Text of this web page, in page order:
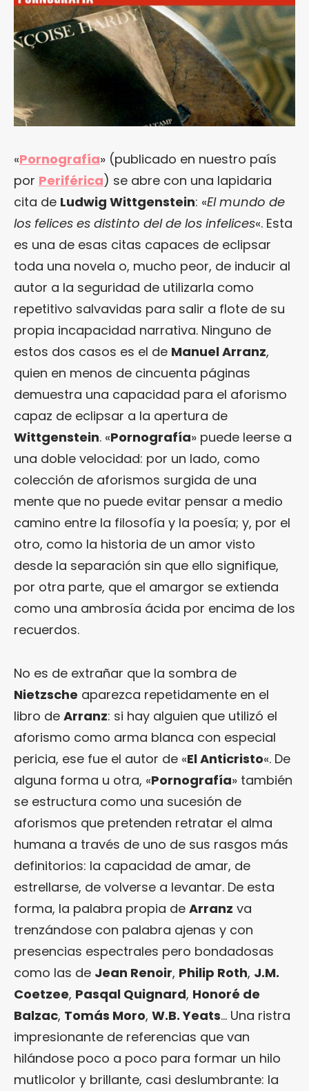
«Pornografía» (publicado en nuestro país
por Periférica) se abre con una lapidaria
cita de Ludwig Wittgenstein: «El mundo de
los felices es distinto del de los infelices«. Esta
es una de esas citas capaces de eclipsar
toda una novela o, mucho peor, de inducir al
autor a la seguridad de utilizarla como
repetitivo salvavidas para salir a flote de su
propia incapacidad narrativa. Ninguno de
estos dos casos es el de Manuel Arranz,
quien en menos de cincuenta páginas
demuestra una capacidad para el aforismo
capaz de eclipsar a la apertura de
Wittgenstein. «Pornografía» puede leerse a
una doble velocidad: por un lado, como
colección de aforismos surgida de una
mente que no puede evitar pensar a medio
camino entre la filosofía y la poesía; y, por el
otro, como la historia de un amor visto
desde la separación sin que ello signifique,
por otra parte, que el amargor se extienda
como una ambrosía ácida por encima de los
recuerdos.
No es de extrañar que la sombra de
Nietzsche aparezca repetidamente en el
libro de Arranz: si hay alguien que utilizó el
aforismo como arma blanca con especial
pericia, ese fue el autor de «El Anticristo«. De
alguna forma u otra, «Pornografía» también
se estructura como una sucesión de
aforismos que pretenden retratar el alma
humana a través de uno de sus rasgos más
definitorios: la capacidad de amar, de
estrellarse, de volverse a levantar. De esta
forma, la palabra propia de Arranz va
trenzándose con palabra ajenas y con
presencias espectrales pero bondadosas
como las de Jean Renoir, Philip Roth, J.M.
Coetzee, Pasqal Quignard, Honoré de
Balzac, Tomás Moro, W.B. Yeats… Una ristra
impresionante de referencias que van
hilándose poco a poco para formar un hilo
mutlicolor y brillante, casi deslumbrante: la